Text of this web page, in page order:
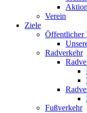
Verein
Ziele
Öffentlicher
Radverkehr
Fußverkehr